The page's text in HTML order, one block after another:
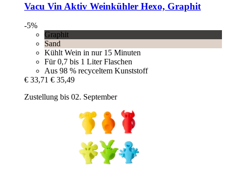
Vacu Vin Aktiv Weinkühler Hexo, Graphit
-5%
Graphit
Sand
Kühlt Wein in nur 15 Minuten
Für 0,7 bis 1 Liter Flaschen
Aus 98 % recyceltem Kunststoff
€ 33,71 € 35,49
Zustellung bis 02. September